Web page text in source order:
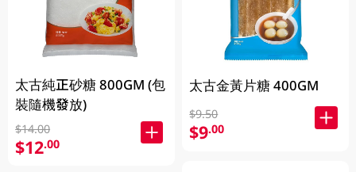
太古純正砂糖 800GM (包
裝隨機發放)
$14.00
$12.00
太古金黃片糖 400GM
$9.50
$9.00